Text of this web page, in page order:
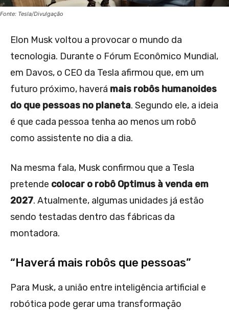
Fonte: Tesla/Divulgação
Elon Musk voltou a provocar o mundo da
tecnologia. Durante o Fórum Econômico Mundial,
em Davos, o CEO da Tesla afirmou que, em um
futuro próximo, haverá mais robôs humanoides
do que pessoas no planeta. Segundo ele, a ideia
é que cada pessoa tenha ao menos um robô
como assistente no dia a dia.
Na mesma fala, Musk confirmou que a Tesla
pretende colocar o robô Optimus à venda em
2027. Atualmente, algumas unidades já estão
sendo testadas dentro das fábricas da
montadora.
“Haverá mais robôs que pessoas”
Para Musk, a união entre inteligência artificial e
robótica pode gerar uma transformação